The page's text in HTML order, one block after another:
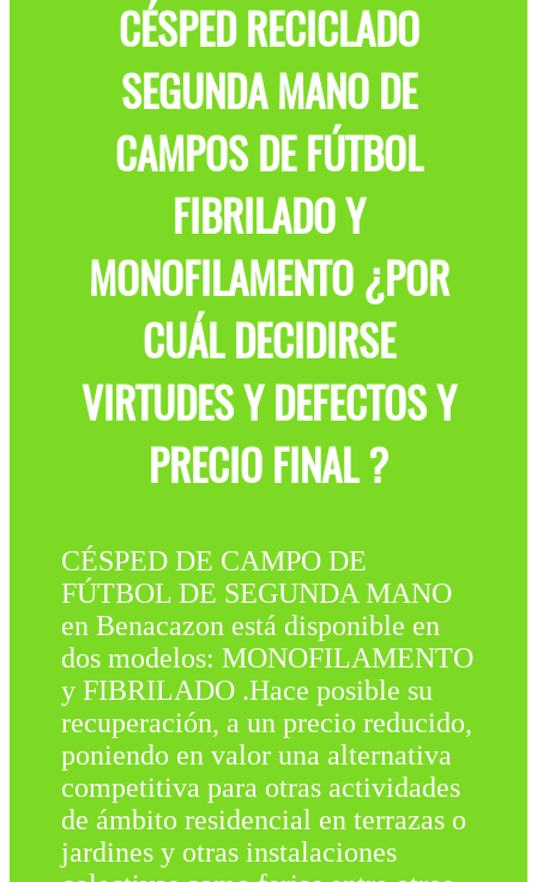
CÉSPED RECICLADO
SEGUNDA MANO DE
CAMPOS DE FÚTBOL
FIBRILADO Y
MONOFILAMENTO ¿POR
CUÁL DECIDIRSE
VIRTUDES Y DEFECTOS Y
PRECIO FINAL ?
CÉSPED DE CAMPO DE
FÚTBOL DE SEGUNDA MANO
en Benacazon está disponible en
dos modelos: MONOFILAMENTO
y FIBRILADO .Hace posible su
recuperación, a un precio reducido,
poniendo en valor una alternativa
competitiva para otras actividades
de ámbito residencial en terrazas o
jardines y otras instalaciones